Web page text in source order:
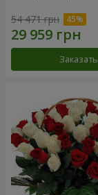
54 471 грн
Заказать